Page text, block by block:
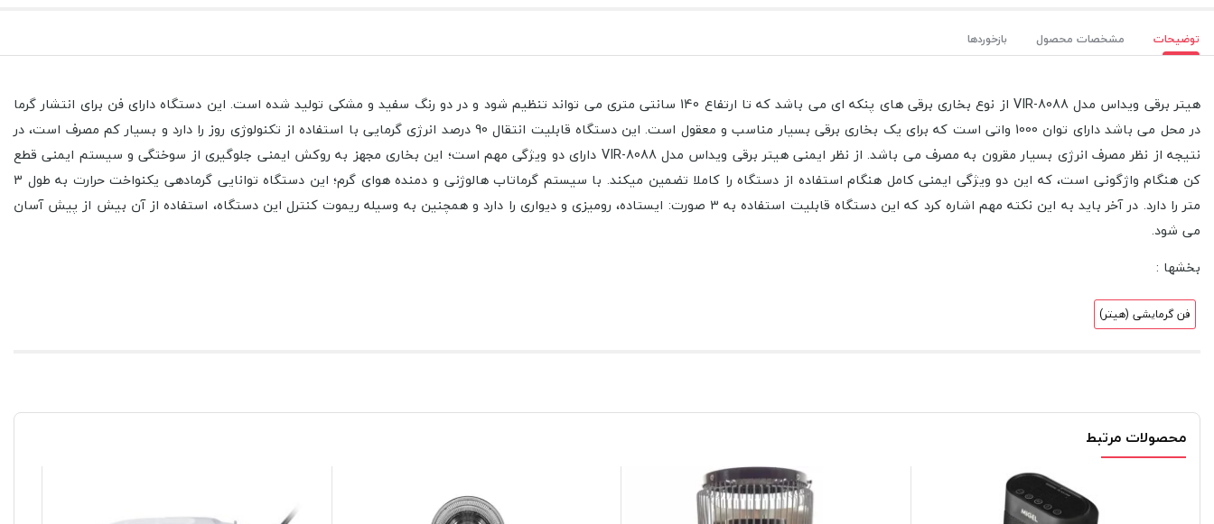
توضیحات مشخصات محصول بازخوردها
هیتر برقی ویداس مدل VIR-8088 از نوع بخاری برقی های پنکه ای می باشد که تا ارتفاع 140 سانتی متری می تواند تنظیم شود و در دو رنگ سفید و مشکی تولید شده است. این دستگاه دارای فن برای انتشار گرما
در محل می باشد دارای توان 1000 واتی است که برای یک بخاری برقی بسیار مناسب و معقول است. این دستگاه قابلیت انتقال 90 درصد انرژی گرمایی با استفاده از تکنولوژی روز را دارد و بسیار کم مصرف است، در
نتیجه از نظر مصرف انرژی بسیار مقرون به مصرف می باشد. از نظر ایمنی هیتر برقی ویداس مدل VIR-8088 دارای دو ویژگی مهم است؛ این بخاری مجهز به روکش ایمنی جلوگیری از سوختگی و سیستم ایمنی قطع
کن هنگام واژگونی است، که این دو ویژگی ایمنی کامل هنگام استفاده از دستگاه را کاملا تضمین میکند. با سیستم گرماتاب هالوژنی و دمنده هوای گرم؛ این دستگاه توانایی گرمادهی یکنواخت حرارت به طول 3
متر را دارد. در آخر باید به این نکته مهم اشاره کرد که این دستگاه قابلیت استفاده به 3 صورت: ایستاده، رومیزی و دیواری را دارد و همچنین به وسیله ریموت کنترل این دستگاه، استفاده از آن بیش از پیش آسان
می شود.
بخشها :
فن گرمایشی (هیتر)
محصولات مرتبط